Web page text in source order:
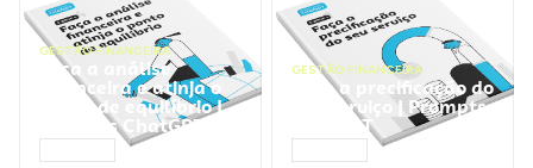
GESTÃO FINANCEIRA
Faça a análise
financeira e atinja o
ponto de equilíbrio |
Prompts ChatGPT
GESTÃO FINANCEIRA
Faça a precificação do
seu serviço | Prompts
ChatGPT